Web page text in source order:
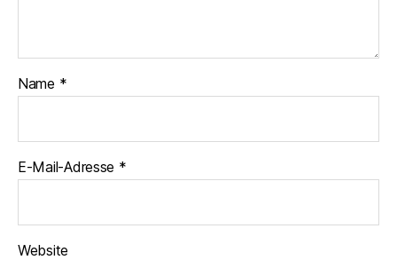
Name *
E-Mail-Adresse *
Website